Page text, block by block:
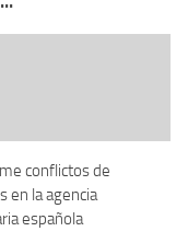
conflictos de
en la agencia
española